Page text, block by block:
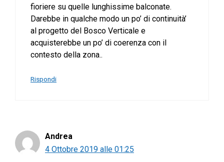
fioriere su quelle lunghissime balconate.
Darebbe in qualche modo un po’ di continuità’
al progetto del Bosco Verticale e
acquisterebbe un po’ di coerenza con il
contesto della zona..
Rispondi
Andrea
4 Ottobre 2019 alle 01:25